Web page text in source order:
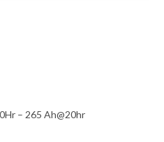
– 265 Ah@20hr